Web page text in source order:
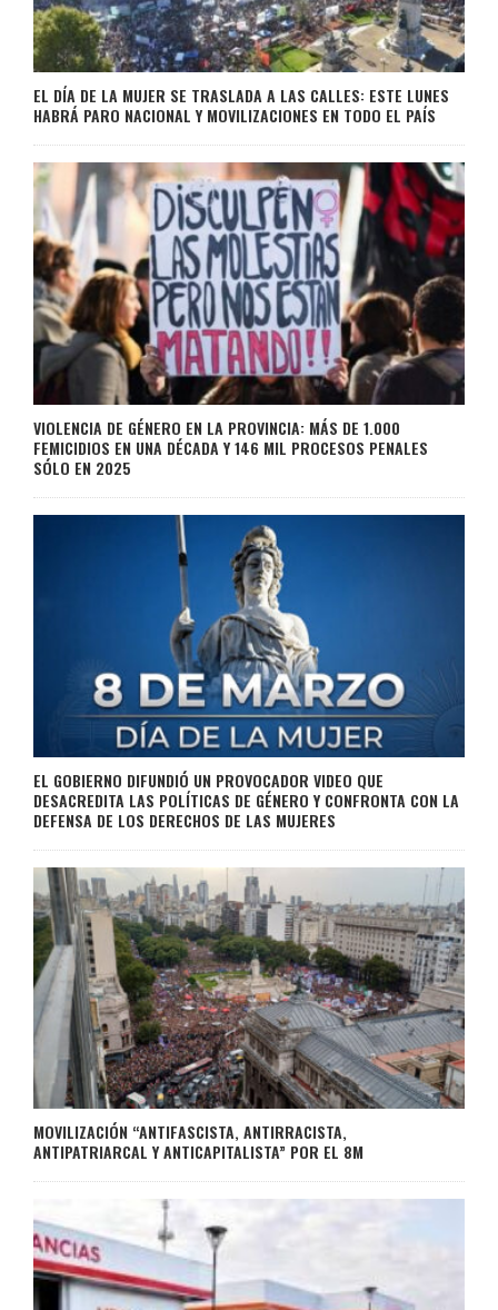
EL DÍA DE LA MUJER SE TRASLADA A LAS CALLES: ESTE LUNES
HABRÁ PARO NACIONAL Y MOVILIZACIONES EN TODO EL PAÍS
VIOLENCIA DE GÉNERO EN LA PROVINCIA: MÁS DE 1.000
FEMICIDIOS EN UNA DÉCADA Y 146 MIL PROCESOS PENALES
SÓLO EN 2025
EL GOBIERNO DIFUNDIÓ UN PROVOCADOR VIDEO QUE
DESACREDITA LAS POLÍTICAS DE GÉNERO Y CONFRONTA CON LA
DEFENSA DE LOS DERECHOS DE LAS MUJERES
MOVILIZACIÓN “ANTIFASCISTA, ANTIRRACISTA,
ANTIPATRIARCAL Y ANTICAPITALISTA” POR EL 8M